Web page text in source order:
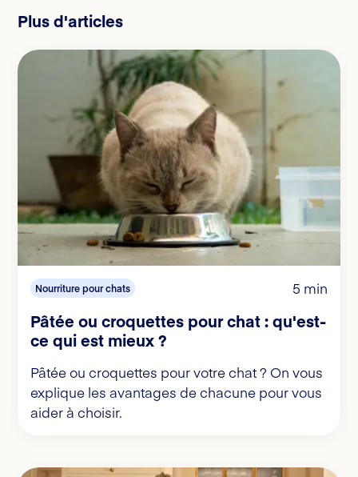
Plus d'articles
Nourriture pour chats 5 min
Pâtée ou croquettes pour chat : qu'est-
ce qui est mieux ?
Pâtée ou croquettes pour votre chat ? On vous
explique les avantages de chacune pour vous
aider à choisir.